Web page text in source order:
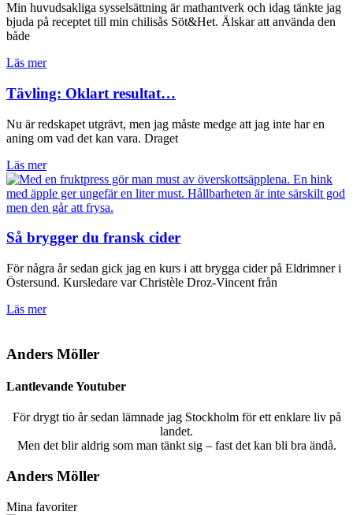
Min huvudsakliga sysselsättning är mathantverk och idag tänkte jag
bjuda på receptet till min chilisås Söt&Het. Älskar att använda den
både
Läs mer
Tävling: Oklart resultat…
Nu är redskapet utgrävt, men jag måste medge att jag inte har en
aning om vad det kan vara. Draget
Läs mer
Så brygger du fransk cider
För några år sedan gick jag en kurs i att brygga cider på Eldrimner i
Östersund. Kursledare var Christèle Droz-Vincent från
Läs mer
Anders Möller
Lantlevande Youtuber
För drygt tio år sedan lämnade jag Stockholm för ett enklare liv på
landet.
Men det blir aldrig som man tänkt sig – fast det kan bli bra ändå.
Anders Möller
Mina favoriter